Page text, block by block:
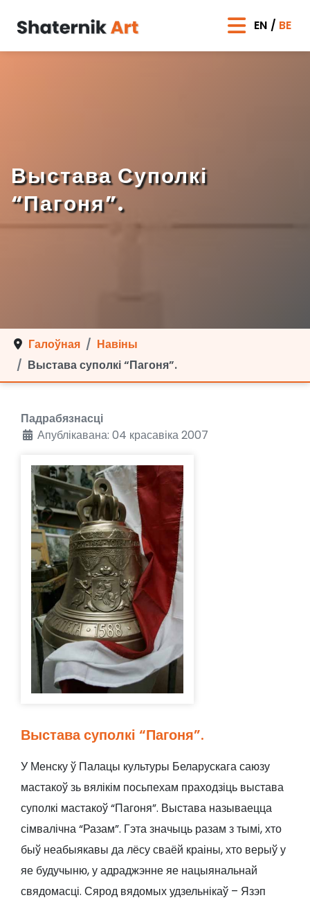
BE
EN
Галоўная
Навіны
Выстава суполкі “Пагоня”.
Выстава Суполкі
“Пагоня”.
Падрабязнасці
Апублікавана: 04 красавіка 2007
Выстава суполкі “Пагоня”.
У Менску ў Палацы культуры Беларускага саюзу
мастакоў зь вялікім посьпехам праходзіць выстава
суполкі мастакоў “Пагоня”. Выстава называецца
сімвалічна “Разам”. Гэта значыць разам з тымі, хто
быў неабыякавы да лёсу сваёй краіны, хто верыў у
яе будучыню, у адраджэнне яе нацыянальнай
свядомасці. Сярод вядомых удзельнікаў – Язэп